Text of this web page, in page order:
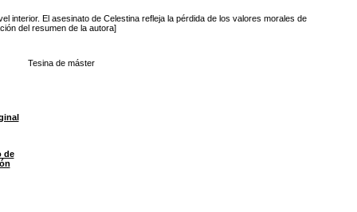
interior. El asesinato de Celestina refleja la pérdida de los valores morales de
del resumen de la autora]
Tesina de máster
de